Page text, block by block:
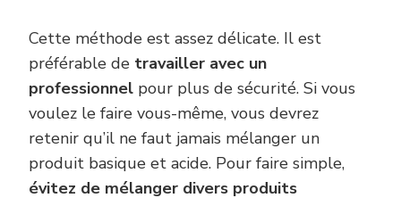
Cette méthode est assez délicate. Il est
préférable de travailler avec un
professionnel pour plus de sécurité. Si vous
voulez le faire vous-même, vous devrez
retenir qu’il ne faut jamais mélanger un
produit basique et acide. Pour faire simple,
évitez de mélanger divers produits